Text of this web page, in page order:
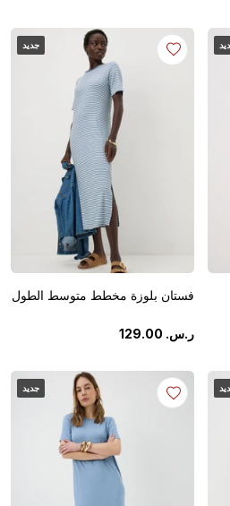
جديد
فستان بلوزة مخطط متوسط الطول
ر.س. 129.00
جديد